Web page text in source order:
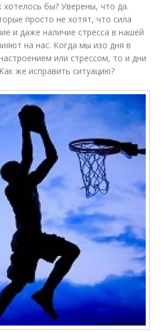
хотелось бы? Уверены, что да.
просто не хотят, что сила
и даже наличие стресса в нашей
на нас. Когда мы изо дня в
или стрессом, то и дни
же исправить ситуацию?